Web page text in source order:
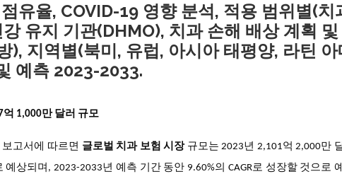
유율, COVID-19 영향 분석, 적용 범위별(치
유지 기관(DHMO), 치과 손해 배상 계획 및
), 지역별(북미, 유럽, 아시아 태평양, 라틴 아
예측 2023-2033.
억 1,000만 달러 규모
보고서에 따르면 글로벌 치과 보험 시장 규모는 2023년 2,101억 2,000만
상되며, 2023-2033년 예측 기간 동안 9.60%의 CAGR로 성장할 것으로